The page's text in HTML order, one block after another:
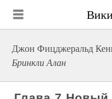
Джон Фицджеральд
Бринкли Алан